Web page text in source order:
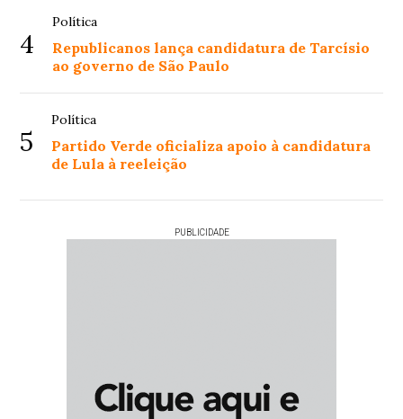
4
Política
Republicanos lança candidatura de Tarcísio
ao governo de São Paulo
5
Política
Partido Verde oficializa apoio à candidatura
de Lula à reeleição
PUBLICIDADE